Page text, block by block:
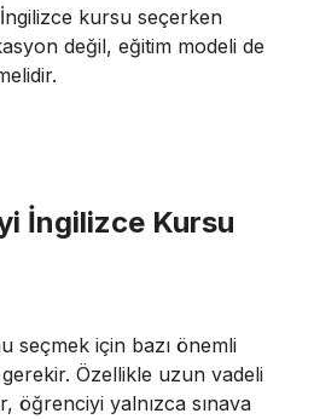
kursu seçerken
değil, eğitim modeli de
İngilizce Kursu
seçmek için bazı önemli
Özellikle uzun vadeli
öğrenciyi yalnızca sınava